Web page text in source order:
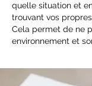
quelle situation et
trouvant vos
Cela permet de ne
environnement et